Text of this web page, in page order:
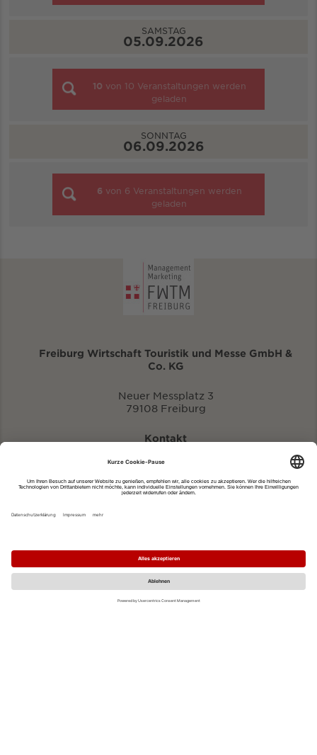
SAMSTAG
05.09.2026
10 von 10 Veranstaltungen werden
geladen
SONNTAG
06.09.2026
6 von 6 Veranstaltungen werden
geladen
Freiburg Wirtschaft Touristik und Messe GmbH &
Co. KG
Neuer Messplatz 3
79108 Freiburg
Kontakt
eventportal@fwtm.de
Impressum